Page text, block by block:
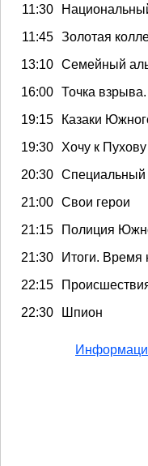
11:30
11:45 Золотая
13:10 Семейный
16:00 Точка
19:15
Казаки
19:30
Хочу к Пухову
20:30 Специальный
21:00 Свои герои
21:15
Полиция
21:30
Итоги. Время
22:15
22:30
Шпион